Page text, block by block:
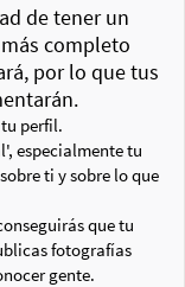
de tener un
completo
por lo que tus
perfil.
especialmente tu
ti y sobre lo que
que tu
fotografías
gente.